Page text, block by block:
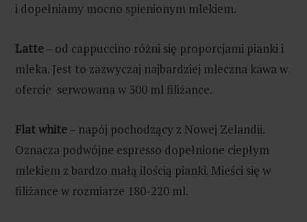
i dopełniamy mocno spienionym mlekiem.
Latte– od cappuccino różni się proporcjami pianki i
mleka. Jest to zazwyczaj najbardziej mleczna kawa w
ofercie serwowana w 300 ml filiżance.
Flat white– napój pochodzący z Nowej Zelandii.
Oznacza podwójne espresso dopełnione ciepłym
mlekiem z bardzo małą ilością pianki. Mieści się w
filiżance w rozmiarze 180-220 ml.